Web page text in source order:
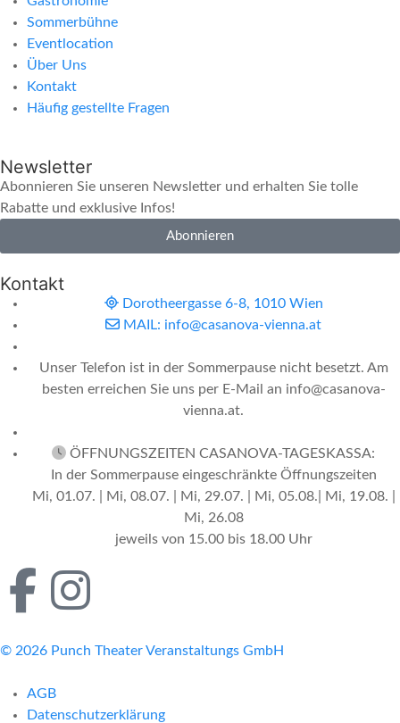
Sommerbühne
Eventlocation
Über Uns
Kontakt
Häufig gestellte Fragen
Newsletter
Abonnieren Sie unseren Newsletter und erhalten Sie tolle
Rabatte und exklusive Infos!
Abonnieren
Kontakt
Dorotheergasse 6-8, 1010 Wien
MAIL: info@casanova-vienna.at
Unser Telefon ist in der Sommerpause nicht besetzt. Am
besten erreichen Sie uns per E-Mail an info@casanova-
vienna.at.
ÖFFNUNGSZEITEN CASANOVA-TAGESKASSA:
In der Sommerpause eingeschränkte Öffnungszeiten
Mi, 01.07. | Mi, 08.07. | Mi, 29.07. | Mi, 05.08.| Mi, 19.08. |
Mi, 26.08
jeweils von 15.00 bis 18.00 Uhr
© 2026 Punch Theater Veranstaltungs GmbH
AGB
Datenschutzerklärung